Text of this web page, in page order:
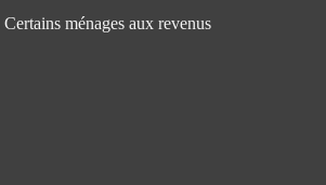
ménages aux revenus